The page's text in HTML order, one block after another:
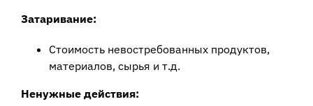
Затаривание:
Стоимость невостребованных продуктов,
материалов, сырья и т.д.
Ненужные действия: